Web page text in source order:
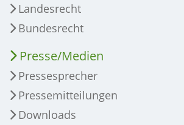
Landesrecht
Bundesrecht
Presse/Medien
Pressesprecher
Pressemitteilungen
Downloads